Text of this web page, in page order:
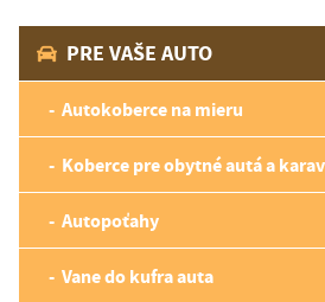
PRE VAŠE AUTO
Autokoberce na mieru
Koberce pre obytné autá a
Autopoťahy
Vane do kufra auta